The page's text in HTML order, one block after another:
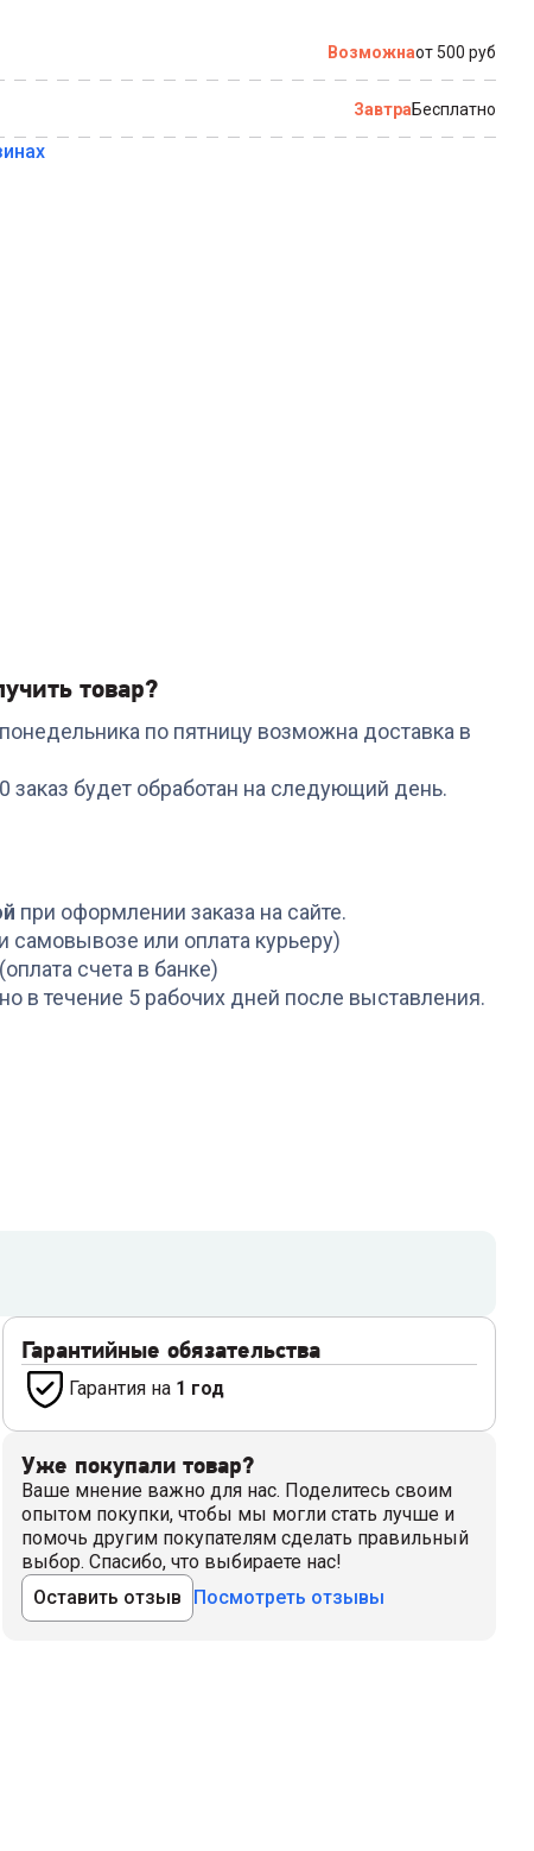
Возможнаот 500 руб
ЗавтраБесплатно
товар?
по пятницу возможна доставка в
заказ будет обработан на следующий день.
при оформлении заказа на сайте.
самовывозе или оплата курьеру)
(оплата счета в банке)
в течение 5 рабочих дней после выставления.
Гарантийные обязательства
Гарантия на 1 год
Уже покупали товар?
Ваше мнение важно для нас. Поделитесь своим
опытом покупки, чтобы мы могли стать лучше и
помочь другим покупателям сделать правильный
выбор. Спасибо, что выбираете нас!
Оставить отзыв
Посмотреть отзывы